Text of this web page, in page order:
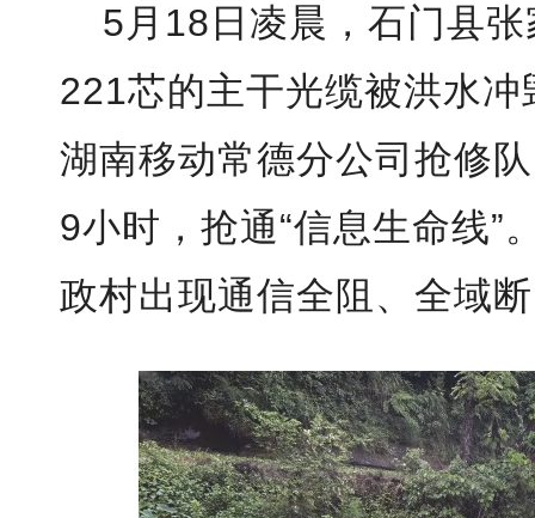
5月18日凌晨，石门县
221芯的主干光缆被洪水
湖南移动常德分公司抢修
9小时，抢通“信息生命线”
政村出现通信全阻、全域